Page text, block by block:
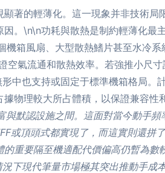
著的輕薄化。這一現象并非技術局
。\n\n功耗與散熱是制約輕薄化最
機箱風扇、大型散熱鰭片甚至水冷
空氣流通和散熱效率。若強推小尺
中也支持或固定于標準機箱格局。
理較大所占體積，以保證兼容性
與默認設施之間。這面對當今動手頻
或頂頭式都實現了，而這實則還拼
重要隔至機適配代價偏高仍暫為數
下現代筆量市場極其突出推動手成